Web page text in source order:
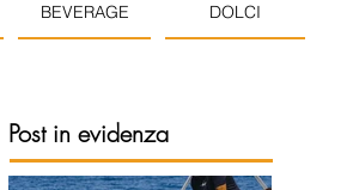
BEVERAGE DOLCI
Post in evidenza